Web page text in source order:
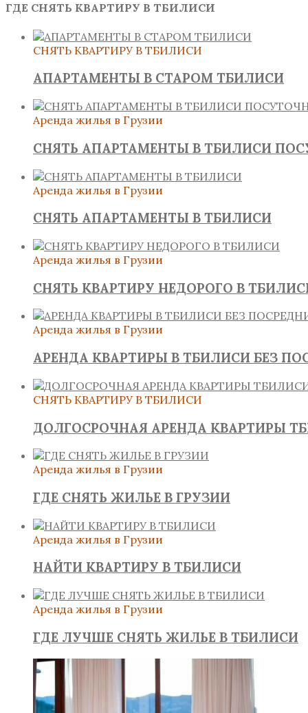
ГДЕ СНЯТЬ КВАРТИРУ В ТБИЛИСИ
СНЯТЬ КВАРТИРУ В ТБИЛИСИ
АПАРТАМЕНТЫ В СТАРОМ ТБИЛИСИ
Аренда жилья в Грузии
СНЯТЬ АПАРТАМЕНТЫ В ТБИЛИСИ
Аренда жилья в Грузии
СНЯТЬ АПАРТАМЕНТЫ В ТБИЛИСИ
Аренда жилья в Грузии
СНЯТЬ КВАРТИРУ НЕДОРОГО В
Аренда жилья в Грузии
АРЕНДА КВАРТИРЫ В ТБИЛИСИ БЕЗ
СНЯТЬ КВАРТИРУ В ТБИЛИСИ
ДОЛГОСРОЧНАЯ АРЕНДА КВАРТИРЫ
Аренда жилья в Грузии
ГДЕ СНЯТЬ ЖИЛЬЕ В ГРУЗИИ
Аренда жилья в Грузии
НАЙТИ КВАРТИРУ В ТБИЛИСИ
Аренда жилья в Грузии
ГДЕ ЛУЧШЕ СНЯТЬ ЖИЛЬЕ В ТБИЛИСИ